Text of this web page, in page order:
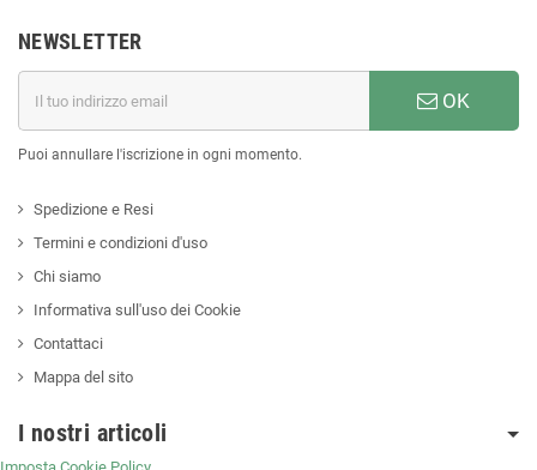
NEWSLETTER
OK
Puoi annullare l'iscrizione in ogni momento.
Spedizione e Resi
Termini e condizioni d'uso
Chi siamo
Informativa sull'uso dei Cookie
Contattaci
Mappa del sito
I nostri articoli